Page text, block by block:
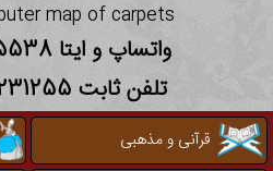
map of carpets
واتساپ و ایتا 09149655538
تلفن ثابت 52231255 - 041
قرآنی و مذهبی